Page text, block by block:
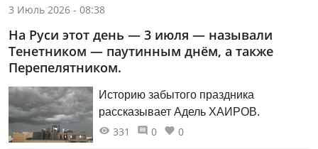
Абдулхаковна Сайфуллина: «Это
неправильно, когда дети уходят
раньше родителей».
3 Июль 2026 - 08:38
На Руси этот день — 3 июля — называли
Тенетником — паутинным днём, а также
Перепелятником.
Историю забытого праздника
рассказывает Адель ХАИРОВ.
331 0 0